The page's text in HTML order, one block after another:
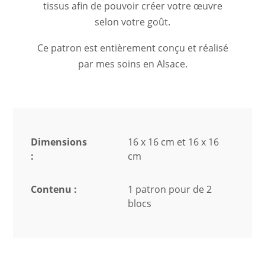
tissus afin de pouvoir créer votre œuvre
selon votre goût.
Ce patron est entièrement conçu et réalisé
par mes soins en Alsace.
Dimensions
:
16 x 16 cm et 16 x 16
cm
Contenu :
1 patron pour de 2
blocs